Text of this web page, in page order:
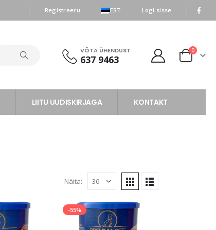
Registreeru EST Logi sisse
VÕTA ÜHENDUST
637 9463
0
LIITU UUDISKIRJAGA KONTAKT
Näita:
-55%